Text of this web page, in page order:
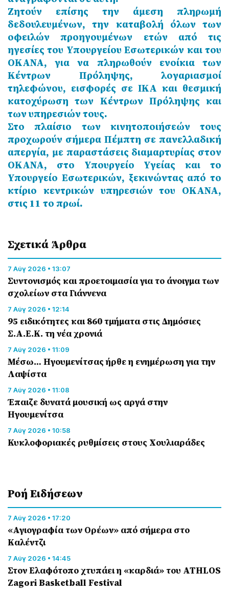
Ζητούν επίσης την άμεση πληρωμή
δεδουλευμένων, την καταβολή όλων των
οφειλών προηγουμένων ετών από τις
ηγεσίες του Υπουργείου Εσωτερικών και του
ΟΚΑΝΑ, για να πληρωθούν ενοίκια των
Κέντρων Πρόληψης, λογαριασμοί
τηλεφώνου, εισφορές σε ΙΚΑ και θεσμική
κατοχύρωση των Κέντρων Πρόληψης και
των υπηρεσιών τους.
Στο πλαίσιο των κινητοποιήσεών τους
προχωρούν σήμερα Πέμπτη σε πανελλαδική
απεργία, με παραστάσεις διαμαρτυρίας στον
ΟΚΑΝΑ, στο Υπουργείο Υγείας και το
Υπουργείο Εσωτερικών, ξεκινώντας από το
κτίριο κεντρικών υπηρεσιών του ΟΚΑΝΑ,
στις 11 το πρωί.
Σχετικά Άρθρα
7 Αύγ 2026 • 13:07
Συντονισμός και προετοιμασία για το άνοιγμα των
σχολείων στα Γιάννενα
7 Αύγ 2026 • 12:14
95 ειδικότητες και 860 τμήματα στις Δημόσιες
Σ.Α.Ε.Κ. τη νέα χρονιά
7 Αύγ 2026 • 11:09
Μέσω… Ηγουμενίτσας ήρθε η ενημέρωση για την
Λαψίστα
7 Αύγ 2026 • 11:08
Έπαιζε δυνατά μουσική ως αργά στην
Ηγουμενίτσα
7 Αύγ 2026 • 10:58
Κυκλοφοριακές ρυθμίσεις στους Χουλιαράδες
Ροή Eιδήσεων
7 Αύγ 2026 • 17:20
«Αγιογραφία των Ορέων» από σήμερα στο
Καλέντζι
7 Αύγ 2026 • 14:45
Στον Ελαφότοπο χτυπάει η «καρδιά» του ATHLOS
Zagori Basketball Festival